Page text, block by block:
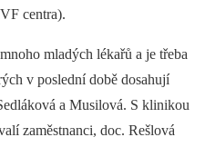
centra).
mladých lékařů a je třeba
v poslední době dosahují
a Musilová. S klinikou
zaměstnanci, doc. Rešlová